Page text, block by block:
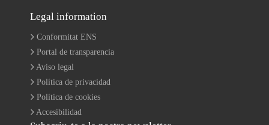
Legal information
Conformitat ENS
Portal de transparencia
Aviso legal
Política de privacidad
Política de cookies
Accesibilidad